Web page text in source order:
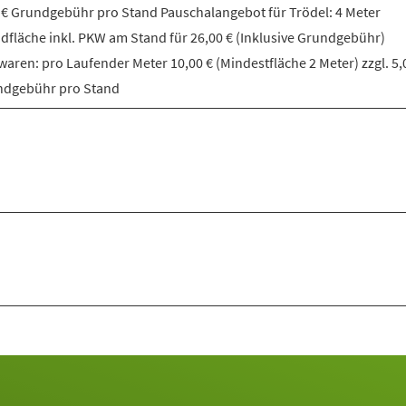
Grundgebühr pro Stand Pauschalangebot für Trödel: 4 Meter
inkl. PKW am Stand für 26,00 € (Inklusive Grundgebühr)
pro Laufender Meter 10,00 € (Mindestfläche 2 Meter) zzgl.
pro Stand